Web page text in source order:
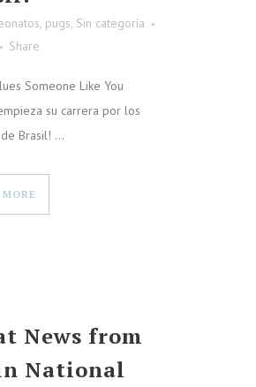
, pugs, Sin categoría
Share
Someone Like You
su carrera por los
Brasil! ...
News from
National